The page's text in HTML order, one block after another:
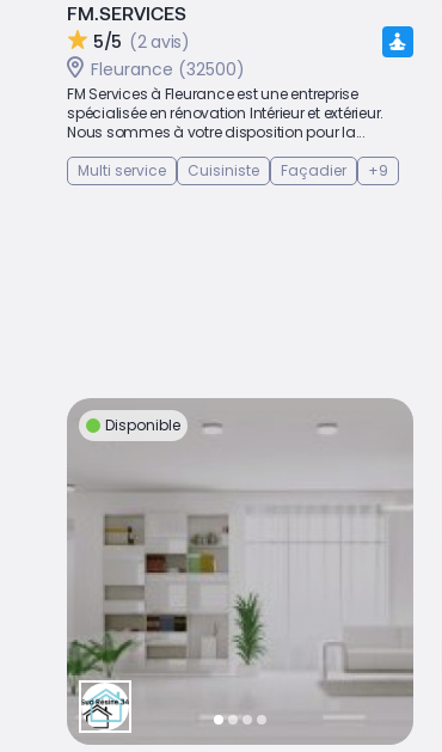
FM.SERVICES
5/5 (2 avis)
Fleurance (32500)
FM Services à Fleurance est une entreprise
spécialisée en rénovation Intérieur et extérieur.
Nous sommes à votre disposition pour la...
Multi service
Cuisiniste Façadier +9
Disponible